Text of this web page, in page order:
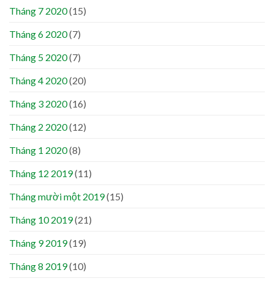
Tháng 7 2020(15)
Tháng 6 2020(7)
Tháng 5 2020(7)
Tháng 4 2020(20)
Tháng 3 2020(16)
Tháng 2 2020(12)
Tháng 1 2020(8)
Tháng 12 2019(11)
Tháng mười một 2019(15)
Tháng 10 2019(21)
Tháng 9 2019(19)
Tháng 8 2019(10)